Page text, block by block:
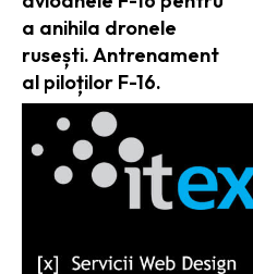
a anihila dronele
rusești. Antrenament
al piloților F-16.